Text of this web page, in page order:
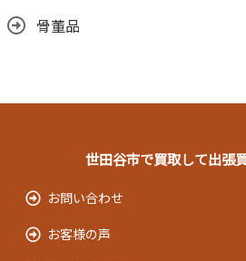
骨董品
世田谷市で買取して出張
お問い合わせ
お客様の声